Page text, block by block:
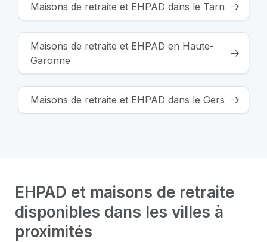
Maisons de retraite et EHPAD dans le Tarn
Maisons de retraite et EHPAD en Haute-
Garonne
Maisons de retraite et EHPAD dans le Gers
EHPAD et maisons de retraite
disponibles dans les villes à
proximités